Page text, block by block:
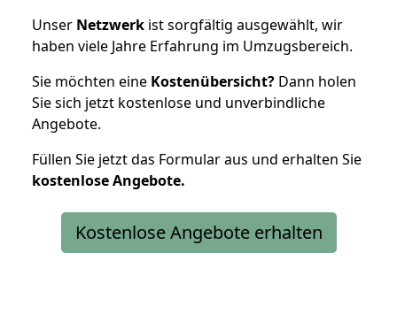
Unser Netzwerk ist sorgfältig ausgewählt, wir
haben viele Jahre Erfahrung im Umzugsbereich.
Sie möchten eine Kostenübersicht? Dann holen
Sie sich jetzt kostenlose und unverbindliche
Angebote.
Füllen Sie jetzt das Formular aus und erhalten Sie
kostenloseAngebote.
Kostenlose Angebote erhalten